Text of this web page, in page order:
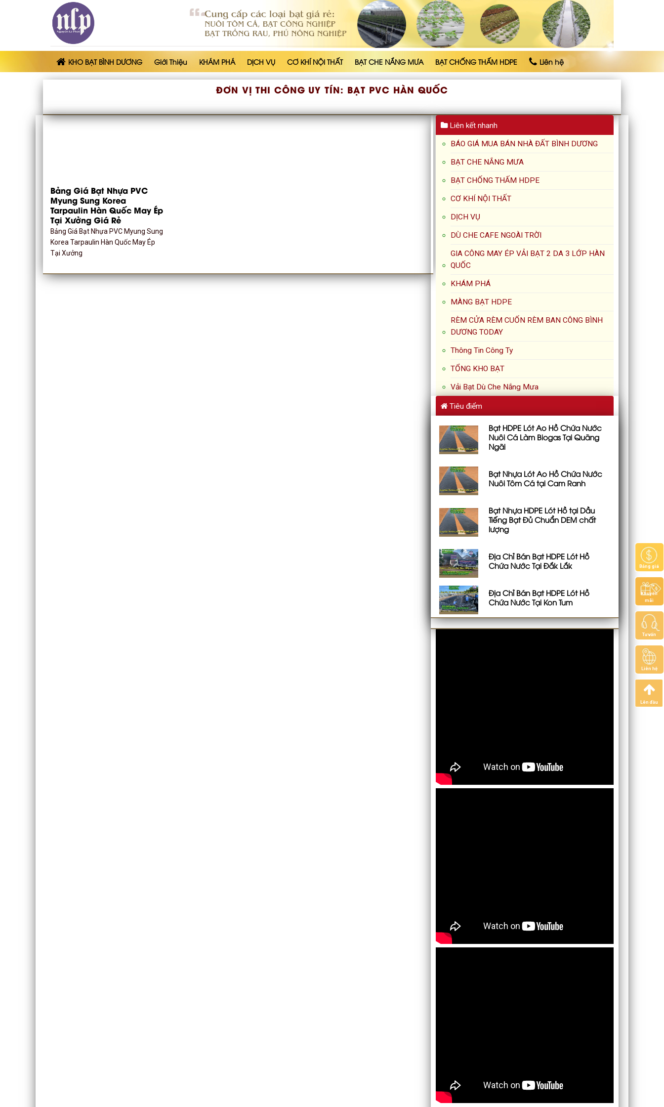
KHO BẠT BÌNH DƯƠNG Giới Thiệu KHÁM PHÁ DỊCH VỤ CƠ KHÍ NỘI THẤT BẠT CHE NẮNG MƯA BẠT CHỐNG THẤM HDPE Liên hệ
ĐƠN VỊ THI CÔNG UY TÍN: BẠT PVC HÀN QUỐC
Bảng Giá Bạt Nhựa PVC
Myung Sung Korea
Tarpaulin Hàn Quốc May Ép
Tại Xưởng Giá Rẻ
Bảng Giá Bạt Nhựa PVC Myung Sung
Korea Tarpaulin Hàn Quốc May Ép
Tại Xưởng
Liên kết nhanh
BÁO GIÁ MUA BÁN NHÀ ĐẤT BÌNH DƯƠNG
BẠT CHE NẮNG MƯA
BẠT CHỐNG THẤM HDPE
CƠ KHÍ NỘI THẤT
DỊCH VỤ
DÙ CHE CAFE NGOÀI TRỜI
GIA CÔNG MAY ÉP VẢI BẠT 2 DA 3 LỚP HÀN
QUỐC
KHÁM PHÁ
MÀNG BẠT HDPE
RÈM CỬA RÈM CUỐN RÈM BAN CÔNG BÌNH
DƯƠNG TODAY
Thông Tin Công Ty
TỔNG KHO BẠT
Vải Bạt Dù Che Nắng Mưa
Tiêu điểm
Bạt HDPE Lót Ao Hồ Chứa Nước
Nuôi Cá Làm Biogas Tại Quãng
Ngãi
Bạt Nhựa Lót Ao Hồ Chứa Nước
Nuôi Tôm Cá tại Cam Ranh
Bạt Nhựa HDPE Lót Hồ tại Dầu
Tiếng Bạt Đủ Chuẩn DEM chất
lượng
Địa Chỉ Bán Bạt HDPE Lót Hồ
Chứa Nước Tại Đắk Lắk
Địa Chỉ Bán Bạt HDPE Lót Hồ
Chứa Nước Tại Kon Tum
Bảng giá
Khuyến
mãi
Tư vấn
Liên hệ
Lên đầu